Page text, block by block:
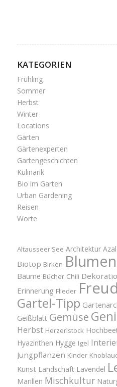
KATEGORIEN
Frühling
Sommer
Herbst
Winter
Locations
Gärten
Gärtenexperten
Gartengeschichten
Kulinarik
Bio im Garten
Urban Gardening
Reisen
Worte
Altausseer See Architektur
Biotop Birken Blumen
Bäume Bücher Chili
Erinnerung Flieder
Gartel-Tipp
Geißblatt Gemüse
Herbst Herzerlstock
Hyazinthen Hygge Igel
Jungpflanzen Kinder
Kunst Landschaft Lavendel
Marillen Mischkultur